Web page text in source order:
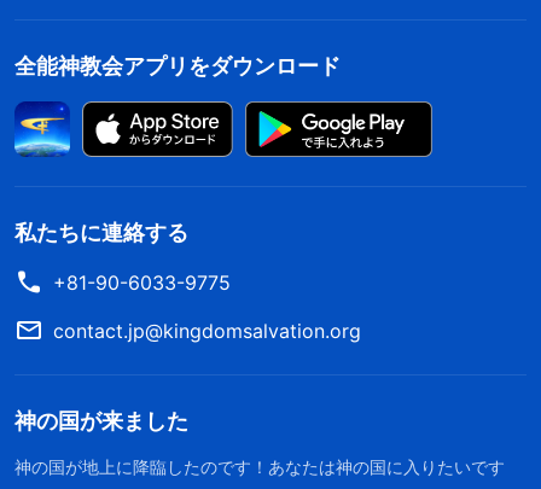
全能神教会アプリをダウンロード
私たちに連絡する
+81-90-6033-9775
contact.jp@kingdomsalvation.org
神の国が来ました
神の国が地上に降臨したのです！あなたは神の国に入りたいです